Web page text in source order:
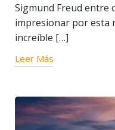
Sigmund Freud entre
impresionar por esta
increíble […]
Leer Más